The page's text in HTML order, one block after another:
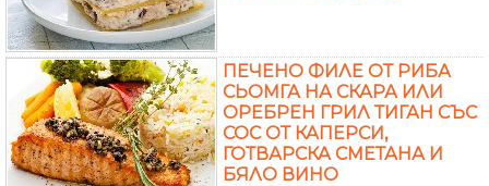
ПЕЧЕНО ФИЛЕ ОТ РИБА
СЬОМГА НА СКАРА ИЛИ
ОРЕБРЕН ГРИЛ ТИГАН СЪС
СОС ОТ КАПЕРСИ,
ГОТВАРСКА СМЕТАНА И
БЯЛО ВИНО